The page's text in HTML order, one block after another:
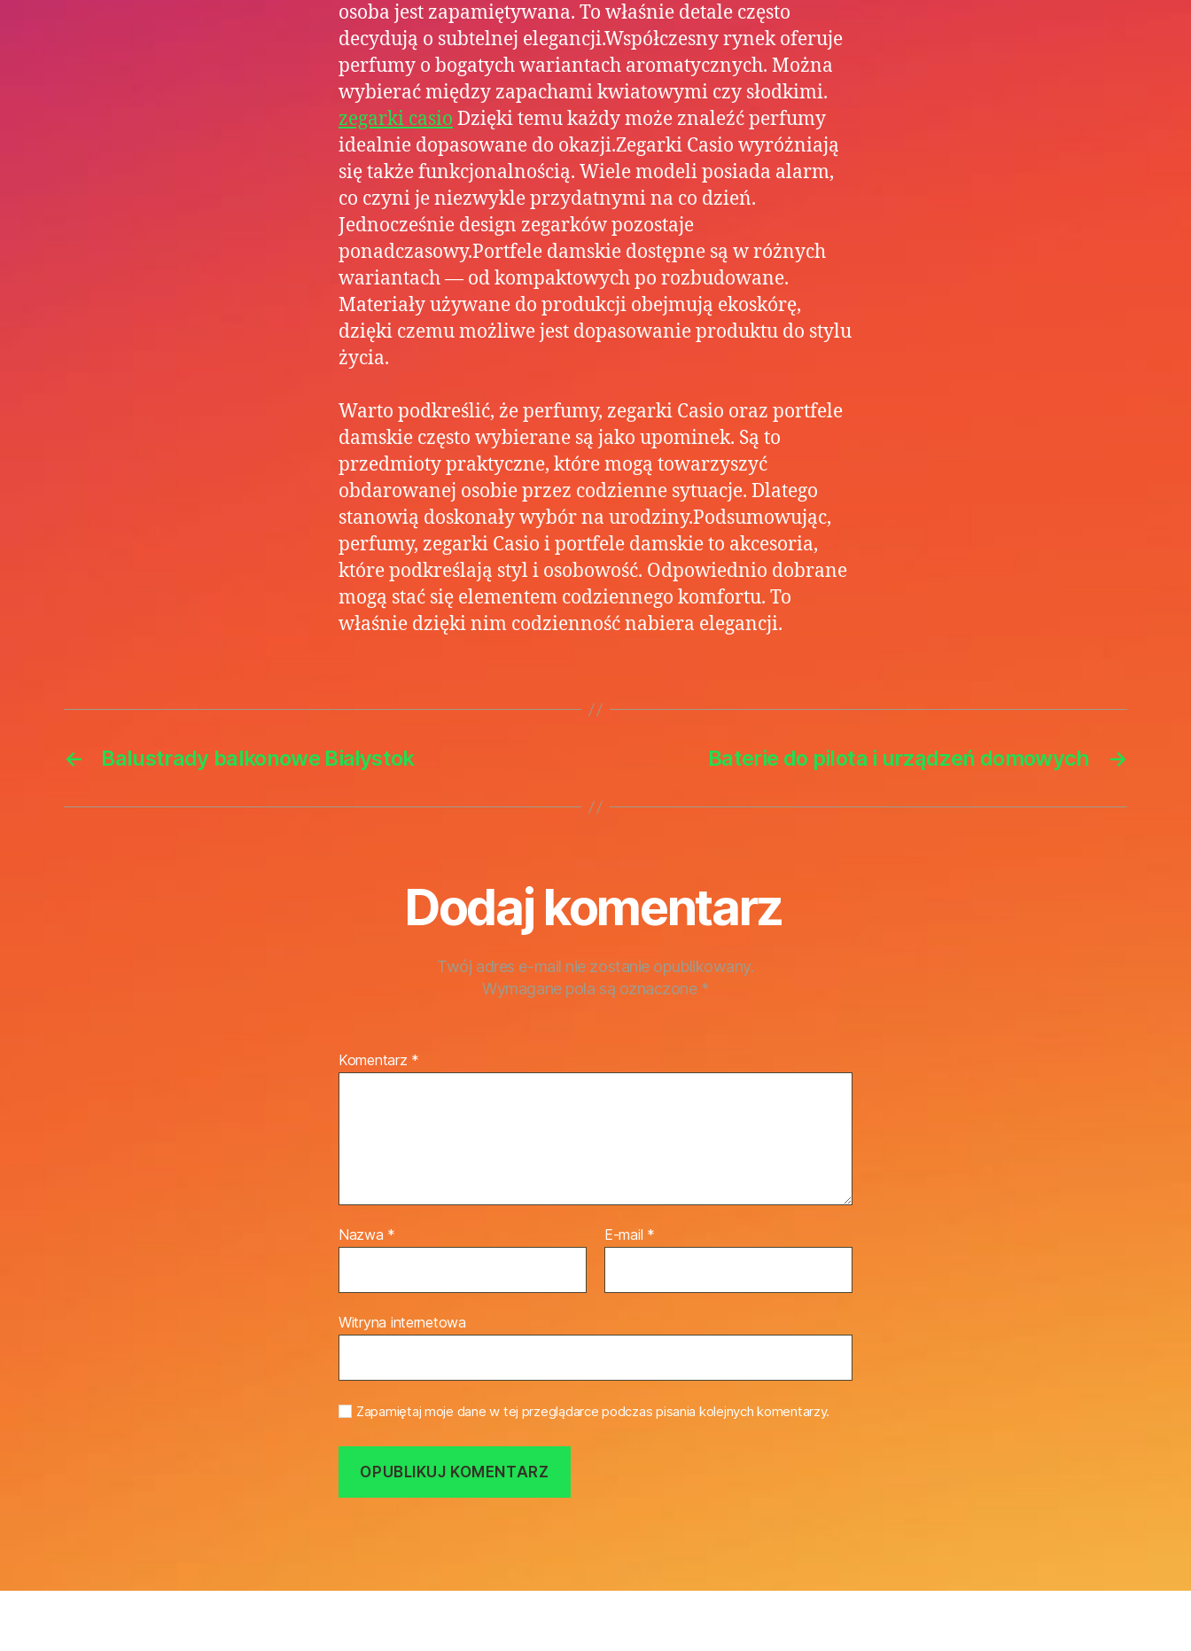
osoba jest zapamiętywana. To właśnie detale często
decydują o subtelnej elegancji.Współczesny rynek oferuje
perfumy o bogatych wariantach aromatycznych. Można
wybierać między zapachami kwiatowymi czy słodkimi.
zegarki casio Dzięki temu każdy może znaleźć perfumy
idealnie dopasowane do okazji.Zegarki Casio wyróżniają
się także funkcjonalnością. Wiele modeli posiada alarm,
co czyni je niezwykle przydatnymi na co dzień.
Jednocześnie design zegarków pozostaje
ponadczasowy.Portfele damskie dostępne są w różnych
wariantach — od kompaktowych po rozbudowane.
Materiały używane do produkcji obejmują ekoskórę,
dzięki czemu możliwe jest dopasowanie produktu do stylu
życia.
Warto podkreślić, że perfumy, zegarki Casio oraz portfele
damskie często wybierane są jako upominek. Są to
przedmioty praktyczne, które mogą towarzyszyć
obdarowanej osobie przez codzienne sytuacje. Dlatego
stanowią doskonały wybór na urodziny.Podsumowując,
perfumy, zegarki Casio i portfele damskie to akcesoria,
które podkreślają styl i osobowość. Odpowiednio dobrane
mogą stać się elementem codziennego komfortu. To
właśnie dzięki nim codzienność nabiera elegancji.
← Balustrady balkonowe Białystok →
Baterie do pilota i urządzeń domowych
Dodaj komentarz
Twój adres e-mail nie zostanie opublikowany.
Wymagane pola są oznaczone *
Komentarz *
Nazwa * E-mail *
Witryna internetowa
Zapamiętaj moje dane w tej przeglądarce podczas pisania kolejnych komentarzy.